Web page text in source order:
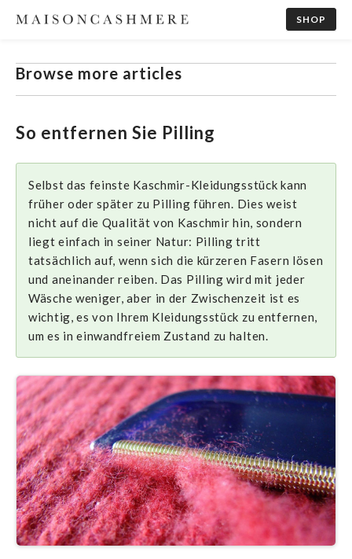
SHOP
Browse more articles
So entfernen Sie Pilling
Selbst das feinste Kaschmir-Kleidungsstück kann
früher oder später zu Pilling führen. Dies weist
nicht auf die Qualität von Kaschmir hin, sondern
liegt einfach in seiner Natur: Pilling tritt
tatsächlich auf, wenn sich die kürzeren Fasern lösen
und aneinander reiben. Das Pilling wird mit jeder
Wäsche weniger, aber in der Zwischenzeit ist es
wichtig, es von Ihrem Kleidungsstück zu entfernen,
um es in einwandfreiem Zustand zu halten.